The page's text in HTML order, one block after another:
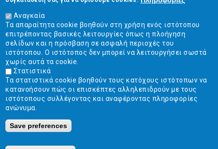
whether or
not you are a
human visitor
and to
prevent
automated
spam
submissions.
5+2
Στουρνάρη 17, Αθήνα 10683
2103304444
info@ekpizo.gr
www.ekpizo.gr
Δευ - Πεμ:10:00 πμ - 2:00 μμ
Σάβ - Κυρ: Κλειστά
Αναγκαία
Τα απαραίτητα cookie βοηθούν στη χρήση ενός ιστότοπου
επιτρέποντας βασικές λειτουργίες όπως η πλοήγηση
σελίδων και η πρόσβαση σε ασφαλή περιοχές του
ιστότοπου. Ο ιστότοπος δεν μπορεί να λειτουργήσει σωστά
χωρίς αυτά τα cookie.
Στατιστικά
Τα στατιστικά cookie βοηθούν τους κατόχους ιστότοπων να
κατανοήσουν πώς οι επισκέπτες αλληλεπιδρούν με τους
ιστότοπους συλλέγοντας και αναφέροντας πληροφορίες
ανώνυμα.
Save preferences